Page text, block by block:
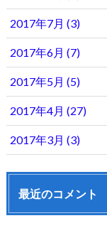
2017年7月 (3)
2017年6月 (7)
2017年5月 (5)
2017年4月 (27)
2017年3月 (3)
最近のコメント